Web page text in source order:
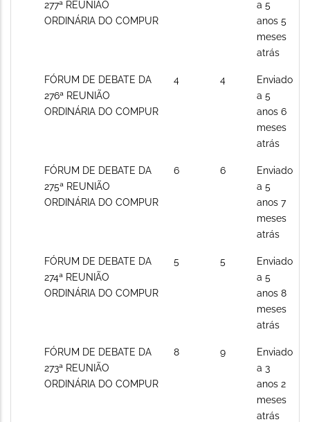
novos
posts
277ª REUNIÃO
ORDINÁRIA DO COMPUR
a 5
anos 5
meses
atrás
Sem
novos
posts
FÓRUM DE DEBATE DA
276ª REUNIÃO
ORDINÁRIA DO COMPUR
4 4
Enviado
a 5
anos 6
meses
atrás
Sem
novos
posts
FÓRUM DE DEBATE DA
275ª REUNIÃO
ORDINÁRIA DO COMPUR
6 6
Enviado
a 5
anos 7
meses
atrás
Sem
novos
posts
FÓRUM DE DEBATE DA
274ª REUNIÃO
ORDINÁRIA DO COMPUR
5 5
Enviado
a 5
anos 8
meses
atrás
Sem
novos
posts
FÓRUM DE DEBATE DA
273ª REUNIÃO
ORDINÁRIA DO COMPUR
8 9
Enviado
a 3
anos 2
meses
atrás